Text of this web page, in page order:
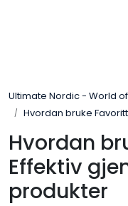
Ultimate Nordic - World
Hvordan bruke
Hvordan
Effektiv
produkter
News/Info
Mediaportalen